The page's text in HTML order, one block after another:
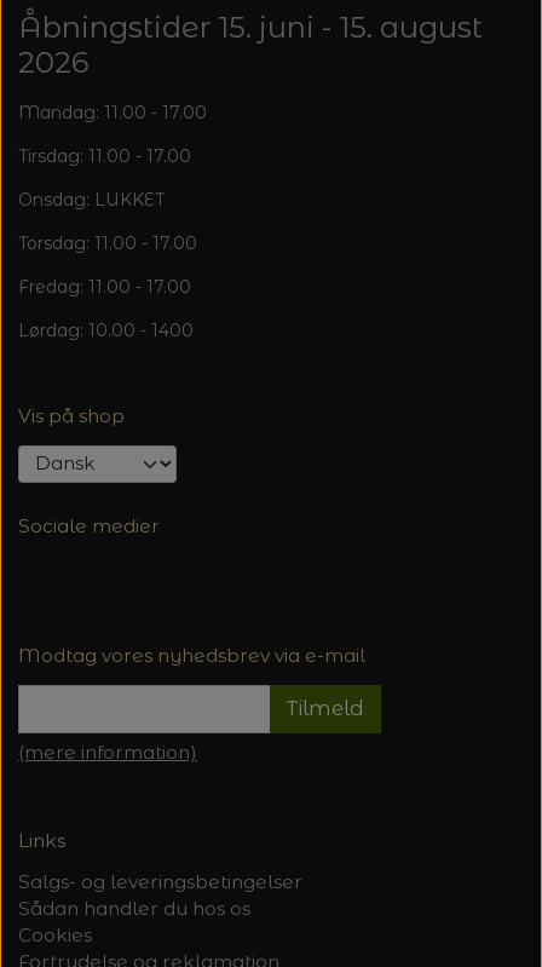
Åbningstider 15. juni - 15. august
2026
Mandag: 11.00 - 17.00
Tirsdag: 11.00 - 17.00
Onsdag: LUKKET
Torsdag: 11.00 - 17.00
Fredag: 11.00 - 17.00
Lørdag: 10.00 - 1400
Vis på shop
Sociale medier
Modtag vores nyhedsbrev via e-mail
Tilmeld
(mere information)
Links
Salgs- og leveringsbetingelser
Sådan handler du hos os
Cookies
Fortrydelse og reklamation